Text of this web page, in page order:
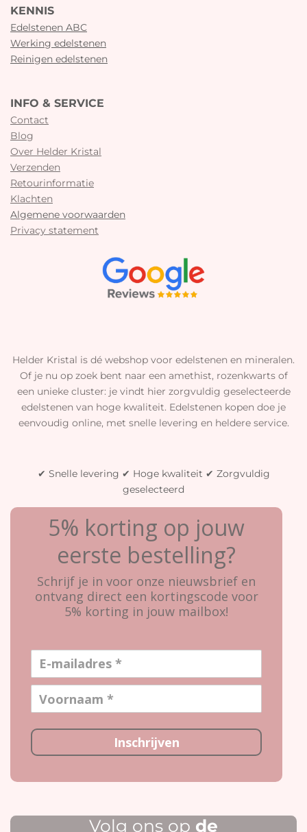
KENNIS
Edelstenen ABC
Werking edelstenen
Reinigen edelstenen
INFO & SERVICE
Contact
Blog
Over Helder Kristal
Verzenden
Retourinformatie
Klachten
Algemene voorwaarden
Privacy statement
Helder Kristal is dé webshop voor edelstenen en mineralen.
Of je nu op zoek bent naar een amethist, rozenkwarts of
een unieke cluster: je vindt hier zorgvuldig geselecteerde
edelstenen van hoge kwaliteit. Edelstenen kopen doe je
eenvoudig online, met snelle levering en heldere service.
✔ Snelle levering ✔ Hoge kwaliteit ✔ Zorgvuldig
geselecteerd
5% korting op jouw
eerste bestelling?
Schrijf je in voor onze nieuwsbrief en
ontvang direct een kortingscode voor
5% korting in jouw mailbox!
Inschrijven
Volg ons op de